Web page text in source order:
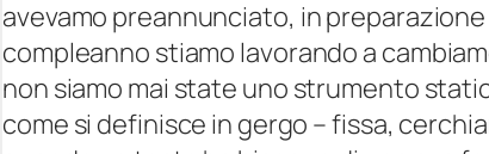
a
€
1
g
n
o
–
avevamo preannunciato, in
compleanno stiamo lavorando a
non siamo mai state uno strumento
come si definisce in gergo – fissa,